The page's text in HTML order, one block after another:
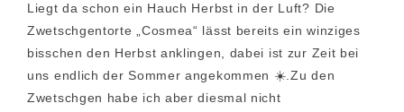
Liegt da schon ein Hauch Herbst in der Luft? Die
Zwetschgentorte „Cosmea“ lässt bereits ein winziges
bisschen den Herbst anklingen, dabei ist zur Zeit bei
uns endlich der Sommer angekommen ☀️.Zu den
Zwetschgen habe ich aber diesmal nicht